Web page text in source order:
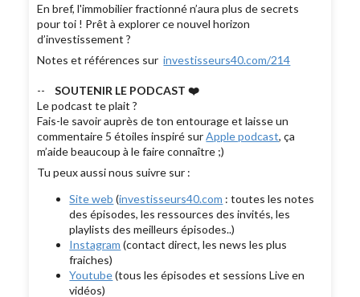
En bref, l'immobilier fractionné n’aura plus de secrets
pour toi ! Prêt à explorer ce nouvel horizon
d’investissement ?
Notes et références surinvestisseurs40.com/214
--SOUTENIR LE PODCAST ❤️
Le podcast te plait ?
Fais-le savoir auprès de ton entourage et laisse un
commentaire 5 étoiles inspiré surApple podcast, ça
m’aide beaucoup à le faire connaître ;)
Tu peux aussi nous suivre sur :
Site web (investisseurs40.com : toutes les notes
des épisodes, les ressources des invités, les
playlists des meilleurs épisodes..)
Instagram (contact direct, les news les plus
fraiches)
Youtube(tous les épisodes et sessions Live en
vidéos)